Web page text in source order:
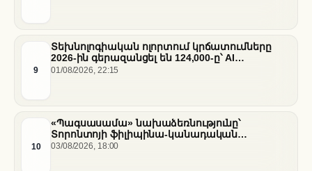
9
Տեխնոլոգիական ոլորտում կրճատումները
2026-ին գերազանցել են 124,000-ը՝ AI
ենթակառուցվածքների վերաբաշխման ֆոնին
01/08/2026, 22:15
10
«Պագսասամա» նախաձեռնությունը՝
Տորոնտոյի ֆիլիպինա-կանադական
արվեստագետների համար
03/08/2026, 18:00